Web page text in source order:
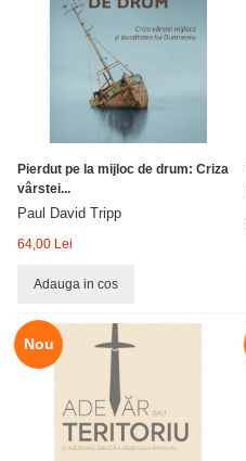
Pierdut pe la mijloc de drum: Criza
vârstei...
Paul David Tripp
64,00 Lei
Adauga in cos
Nou